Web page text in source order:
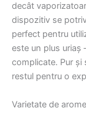
decât
dispozitiv se
perfect pentru
este un plus uriaș
complicate. Pur și
restul pentru o
Varietate de